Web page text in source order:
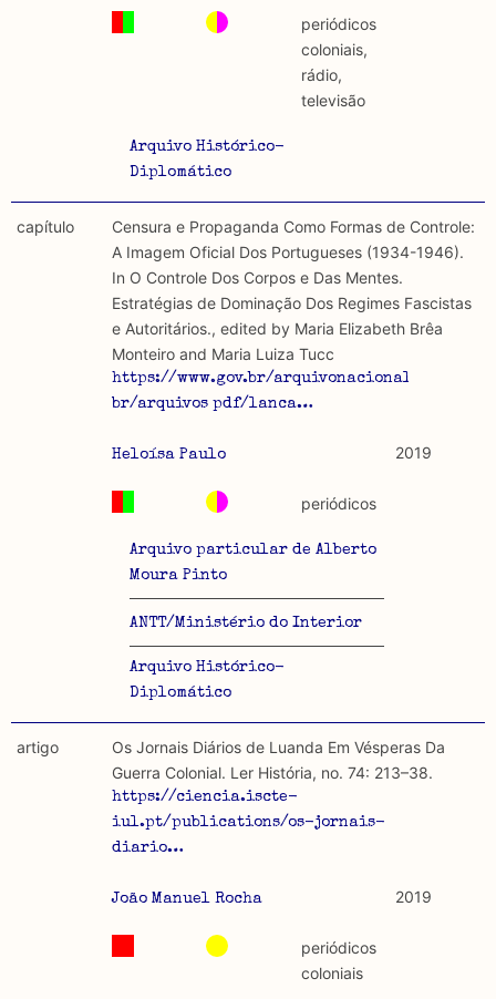
Arquivo Histórico-
Diplomático
periódicos
coloniais,
rádio,
televisão
capítulo
Censura e Propaganda Como Formas de Controle:
A Imagem Oficial Dos Portugueses (1934-1946).
In O Controle Dos Corpos e Das Mentes.
Estratégias de Dominação Dos Regimes Fascistas
e Autoritários., edited by Maria Elizabeth Brêa
Monteiro and Maria Luiza Tucc
https://www.gov.br/arquivonacional/pt-
br/arquivos pdf/lanca…
Heloísa Paulo 2019
Arquivo particular de Alberto
Moura Pinto
ANTT/Ministério do Interior
Arquivo Histórico-
Diplomático
periódicos
artigo
Os Jornais Diários de Luanda Em Vésperas Da
Guerra Colonial. Ler História, no. 74: 213–38.
https://ciencia.iscte-
iul.pt/publications/os-jornais-
diario…
João Manuel Rocha 2019
periódicos
coloniais